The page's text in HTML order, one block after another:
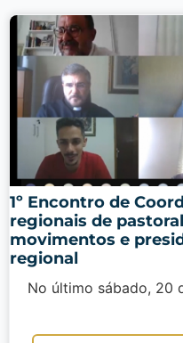
1º Encontro de
regionais de
movimentos e
regional
No último sábado, 20